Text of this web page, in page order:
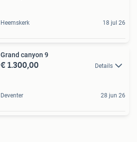
Heemskerk 18 jul 26
Grand canyon 9
€ 1.300,00 Details
Deventer 28 jun 26